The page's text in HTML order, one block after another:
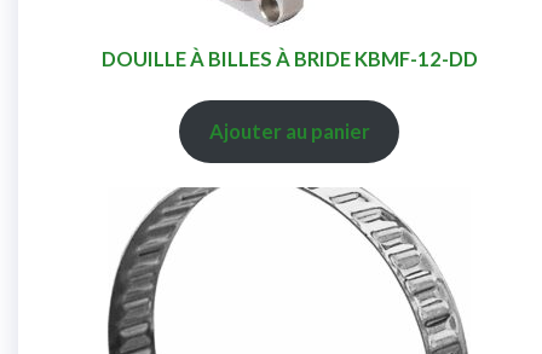
DOUILLE À BILLES À BRIDE KBMF-12-DD
Ajouter au panier